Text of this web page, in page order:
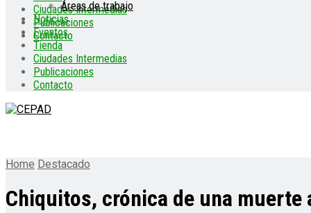
Ciudades Intermedias
Publicaciones
Contacto
Áreas de trabajo
Noticias
Eventos
Tienda
Ciudades Intermedias
Publicaciones
Contacto
Home Destacado
Chiquitos, crónica de una muerte